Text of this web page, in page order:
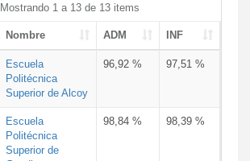
Mostrando 1 a 13 de 13 items
Nombre ADM INF
Escuela
Politécnica
Superior de Alcoy
96,92 % 97,51 %
Escuela
Politécnica
Superior de
98,84 % 98,39 %